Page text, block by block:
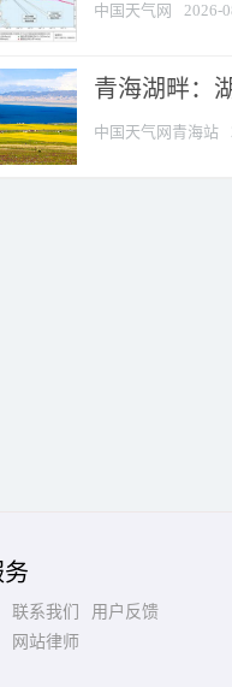
中国天气网 2026-
青海湖畔：
中国天气网青海站
务
联系我们
用户反馈
网站律师